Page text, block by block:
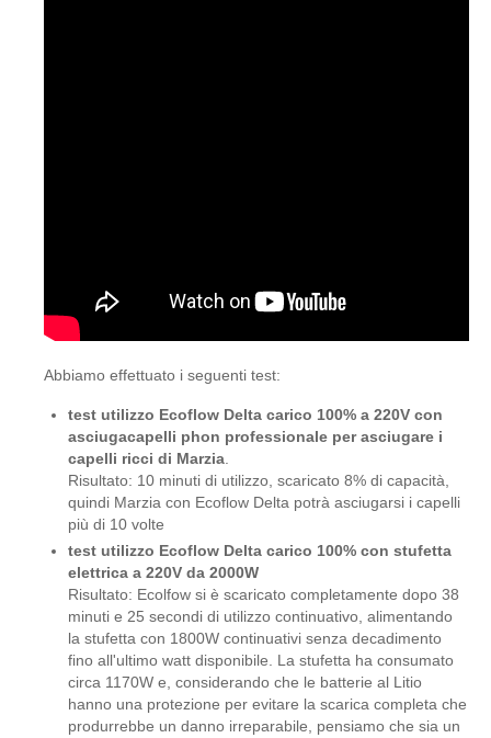
Abbiamo effettuato i seguenti test:
test utilizzo Ecoflow Delta carico 100% a 220V con
asciugacapelli phon professionale per asciugare i
capelli ricci di Marzia
Risultato: 10 minuti di utilizzo, scaricato 8% di capacità,
quindi Marzia con Ecoflow Delta potrà asciugarsi i capelli
più di 10 volte
test utilizzo Ecoflow Delta carico 100% con stufetta
elettrica a 220V da 2000W
Risultato: Ecolfow si è scaricato completamente dopo 38
minuti e 25 secondi di utilizzo continuativo, alimentando
la stufetta con 1800W continuativi senza decadimento
fino all'ultimo watt disponibile. La stufetta ha consumato
circa 1170W e, considerando che le batterie al Litio
hanno una protezione per evitare la scarica completa che
produrrebbe un danno irreparabile, pensiamo che sia un